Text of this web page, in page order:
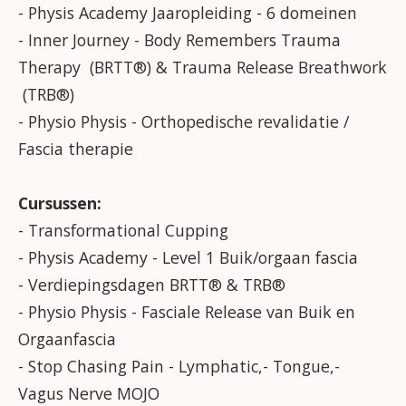
- Physis Academy Jaaropleiding - 6 domeinen
- Inner Journey - Body Remembers Trauma
Therapy (BRTT®) & Trauma Release Breathwork
(TRB®)
- Physio Physis - Orthopedische revalidatie /
Fascia therapie
Cursussen:
- Transformational Cupping
- Physis Academy - Level 1 Buik/orgaan fascia
- Verdiepingsdagen BRTT® & TRB®
- Physio Physis - Fasciale Release van Buik en
Orgaanfascia
- Stop Chasing Pain - Lymphatic,- Tongue,-
Vagus Nerve MOJO